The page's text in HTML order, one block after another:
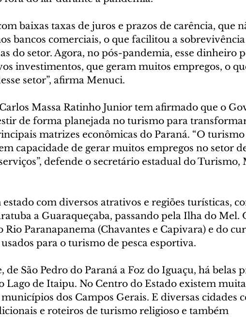
baixas taxas de juros e prazos de carência, que
bancos comerciais, o que facilitou a
do setor. Agora, no pós-pandemia, esse dinheiro
investimentos, que geram muitos empregos, o
setor”, afirma Menuci.
Massa Ratinho Junior tem afirmado que o
de forma planejada no turismo para
matrizes econômicas do Paraná. “O
capacidade de gerar muitos empregos no setor
defende o secretário estadual do Turismo,
estado com diversos atrativos e regiões turísticas,
a Guaraqueçaba, passando pela Ilha do Mel.
Rio Paranapanema (Chavantes e Capivara) e do
para o turismo de pesca esportiva.
de São Pedro do Paraná a Foz do Iguaçu, há belas
Lago de Itaipu. No Centro do Estado existem
dos Campos Gerais. E diversas cidades
e roteiros de turismo religioso e também